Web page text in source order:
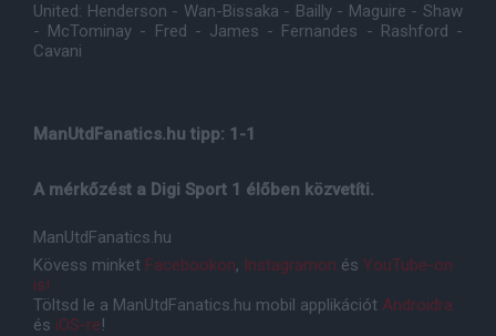
United: Henderson - Wan-Bissaka - Bailly - Maguire - Shaw
- McTominay - Fred - James - Fernandes - Rashford -
Cavani
ManUtdFanatics.hu tipp: 1-1
A mérkőzést a Digi Sport 1 élőben közvetíti.
ManUtdFanatics.hu
Kövess minket Facebookon, Instagramon és YouTube-on
is!
Töltsd le a ManUtdFanatics.hu mobil applikációt Androidra
és iOS-re!